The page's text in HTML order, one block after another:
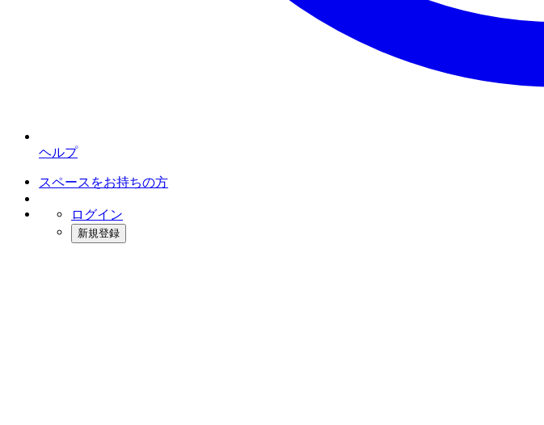
ヘルプ
スペースをお持ちの方
ログイン
新規登録